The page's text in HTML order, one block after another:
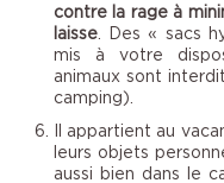
contre la rage à
laisse. Des « sacs
mis à votre
animaux sont
camping).
Il appartient au
leurs objets
aussi bien dans le